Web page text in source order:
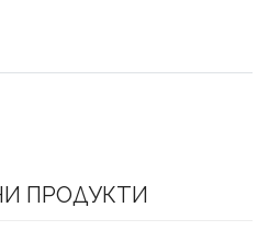
ПРОДУКТИ